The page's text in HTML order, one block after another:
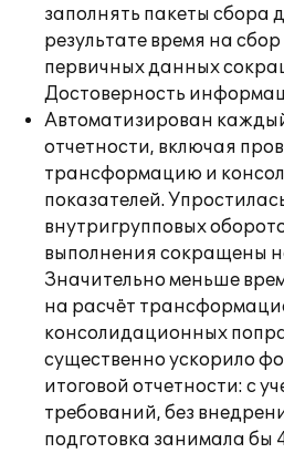
заполнять пакеты сбора
результате время на
первичных данных
Достоверность
Автоматизирован
отчетности, включая
трансформацию и
показателей.
внутригрупповых
выполнения сокращены
Значительно меньше
на расчёт
консолидационных
существенно ускорило
итоговой отчетности: с
требований, без
подготовка занимала бы